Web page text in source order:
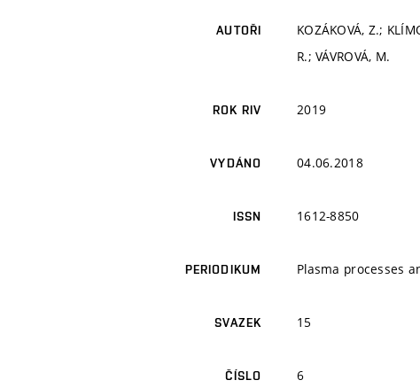
AUTOŘI
KOZÁKOVÁ, Z.;
R.; VÁVROVÁ, M.
ROK RIV 2019
VYDÁNO 04.06.2018
ISSN 1612-8850
PERIODIKUM Plasma processes
SVAZEK 15
ČÍSLO 6